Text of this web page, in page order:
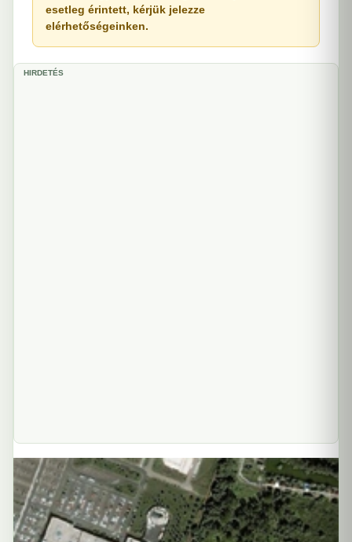
esetleg érintett, kérjük jelezze
elérhetőségeinken.
HIRDETÉS